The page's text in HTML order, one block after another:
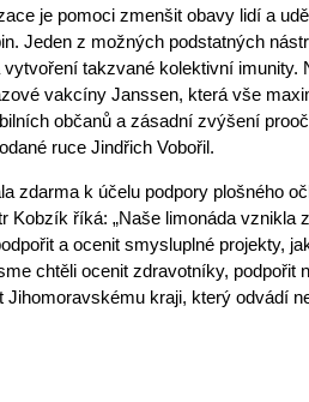
je pomoci zmenšit obavy lidí a
Jeden z možných podstatných
takzvané kolektivní imunity.
vakcíny Janssen, která vše
občanů a zásadní zvýšení
ruce Jindřich Vobořil.
zdarma k účelu podpory plošného
Kobzík říká: „Naše limonáda vznikla
a ocenit smysluplné projekty,
chtěli ocenit zdravotníky, podpořit
Jihomoravskému kraji, který odvádí